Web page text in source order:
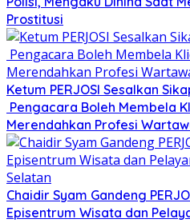
Prostitusi
Ketum PERJOSI Sesalkan
Pengacara Boleh Membela
Merendahkan Profesi
Chaidir Syam Gandeng
Episentrum Wisata dan